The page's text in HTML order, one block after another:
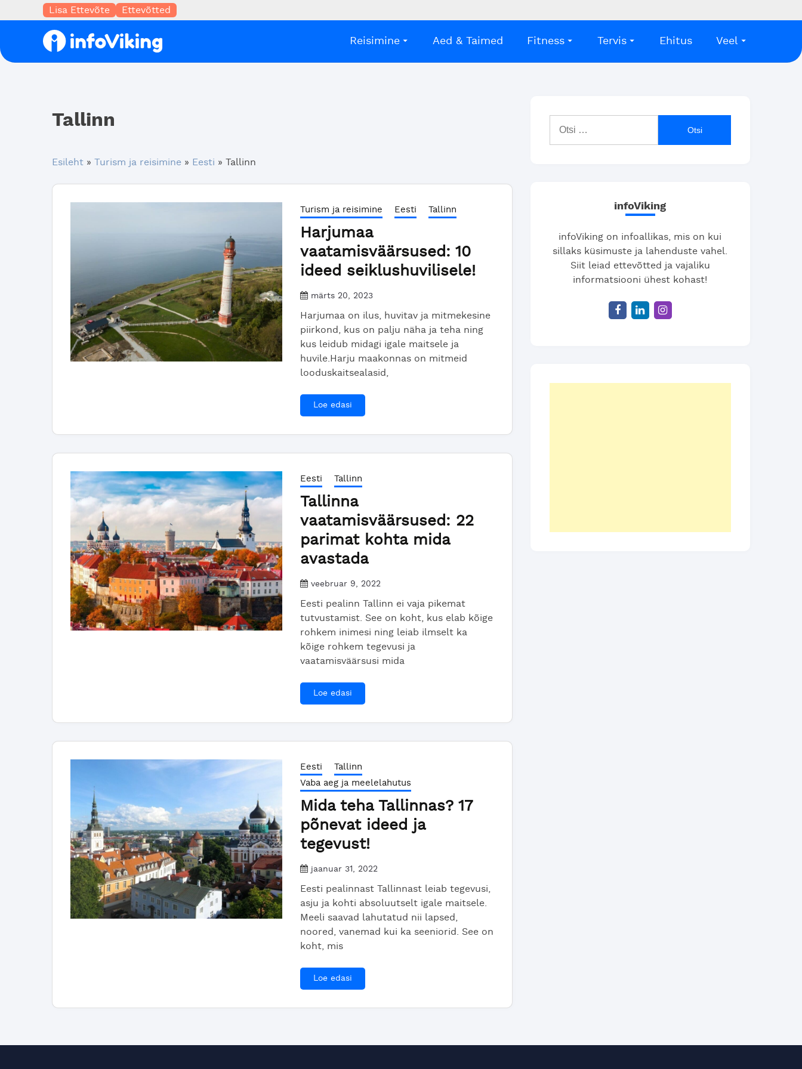
Lisa Ettevõte Ettevõtted
Reisimine Aed & Taimed Fitness Tervis Ehitus Veel
Tallinn
Esileht » Turism ja reisimine » Eesti » Tallinn
Turism ja reisimine Eesti Tallinn
Harjumaa
vaatamisväärsused: 10
ideed seiklushuvilisele!
märts 20, 2023
Harjumaa on ilus, huvitav ja mitmekesine
piirkond, kus on palju näha ja teha ning
kus leidub midagi igale maitsele ja
huvile.Harju maakonnas on mitmeid
looduskaitsealasid,
Loe edasi
Eesti Tallinn
Tallinna
vaatamisväärsused: 22
parimat kohta mida
avastada
veebruar 9, 2022
Eesti pealinn Tallinn ei vaja pikemat
tutvustamist. See on koht, kus elab kõige
rohkem inimesi ning leiab ilmselt ka
kõige rohkem tegevusi ja
vaatamisväärsusi mida
Loe edasi
Eesti
Tallinn
Vaba aeg ja meelelahutus
Mida teha Tallinnas? 17
põnevat ideed ja
tegevust!
jaanuar 31, 2022
Eesti pealinnast Tallinnast leiab tegevusi,
asju ja kohti absoluutselt igale maitsele.
Meeli saavad lahutatud nii lapsed,
noored, vanemad kui ka seeniorid. See on
koht, mis
Loe edasi
infoViking
infoViking on infoallikas, mis on kui
sillaks küsimuste ja lahenduste vahel.
Siit leiad ettevõtted ja vajaliku
informatsiooni ühest kohast!